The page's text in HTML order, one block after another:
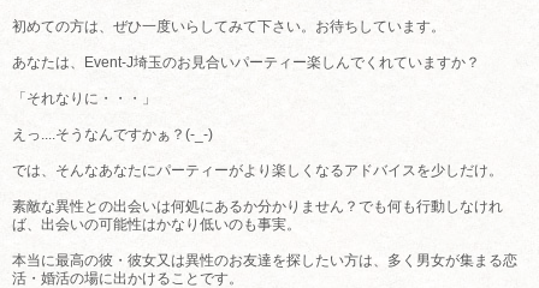
初めての方は、ぜひ一度いらしてみて下さい。お待ちしています。
あなたは、Event-J埼玉のお見合いパーティー楽しんでくれていますか？
「それなりに・・・」
えっ....そうなんですかぁ？(-_-)
では、そんなあなたにパーティーがより楽しくなるアドバイスを少しだけ。
素敵な異性との出会いは何処にあるか分かりません？でも何も行動しなけれ
ば、出会いの可能性はかなり低いのも事実。
本当に最高の彼・彼女又は異性のお友達を探したい方は、多く男女が集まる恋
活・婚活の場に出かけることです。